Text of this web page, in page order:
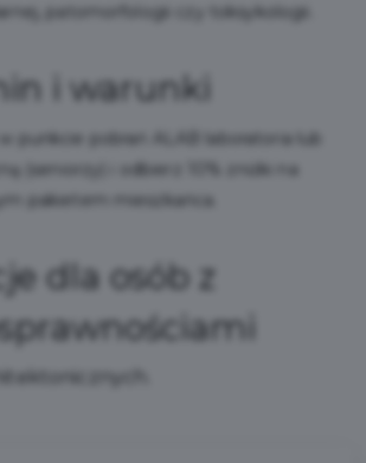
patomorfologii czy toksykologii.
i warunki
punkcie pobrań ALAB laboratoria lub
(seniorzy) i odbierz 10% zniżki na
pakietem mieszkańca.
dla osób z